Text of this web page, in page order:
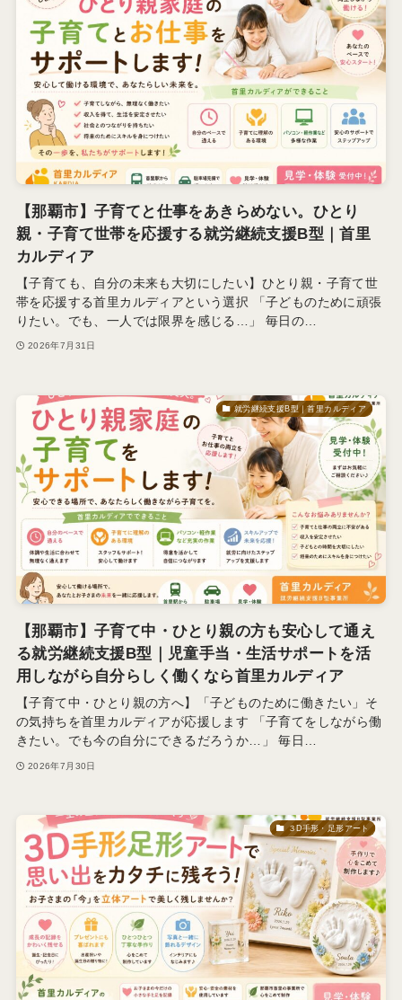
【那覇市】子育てと仕事をあきらめない。ひとり
親・子育て世帯を応援する就労継続支援B型｜首里
カルディア
【子育ても、自分の未来も大切にしたい】ひとり親・子育て世
帯を応援する首里カルディアという選択 「子どものために頑張
りたい。でも、一人では限界を感じる…」 毎日の…
2026年7月31日
就労継続支援B型｜首里カルディア
【那覇市】子育て中・ひとり親の方も安心して通え
る就労継続支援B型｜児童手当・生活サポートを活
用しながら自分らしく働くなら首里カルディア
【子育て中・ひとり親の方へ】「子どものために働きたい」そ
の気持ちを首里カルディアが応援します 「子育てをしながら働
きたい。でも今の自分にできるだろうか…」 毎日…
2026年7月30日
３D手形・足形アート